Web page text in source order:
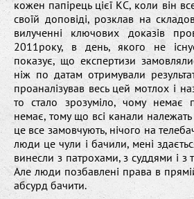
кожен папірець цієї КС, коли він
своїй доповіді, розклав на
вилученні ключових доказів
2011року, в день, якого не
показує, що експертизи
ніж по датам отримували
проаналізував весь цей мотлох і
то стало зрозуміло, чому немає
немає, тому що всі канали належать
це все замовчують, нічого на
люди це чули і бачили, мені
винесли з патрохами, з суддями і
Але люди позбавлені права в
абсурд бачити.